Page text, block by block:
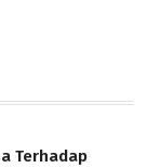
Terhadap